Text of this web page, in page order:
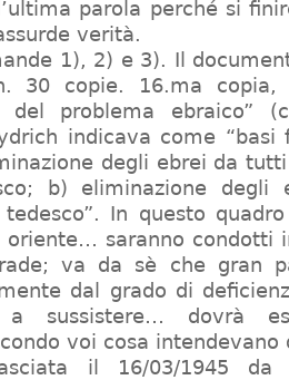
parola perché si
verità.
1), 2) e 3). Il
30 copie. 16.ma copia,
del problema ebraico”
indicava come “basi
degli ebrei da
b) eliminazione degli
In questo
oriente… saranno condotti
va da sè che gran
dal grado di
a sussistere… dovrà
voi cosa intendevano
il 16/03/1945